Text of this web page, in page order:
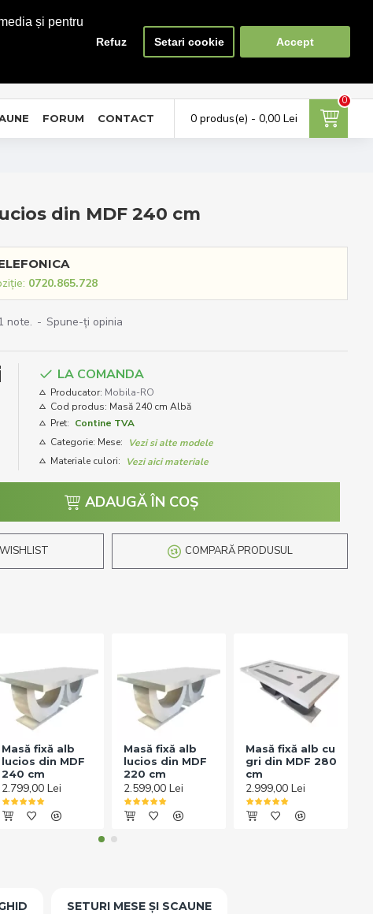
și pentru
Refuz Setari cookie Accept
Favorite Compara
0
FORUM CONTACT 0 produs(e) - 0,00 Lei
0
din MDF 240 cm
0720.865.728
note. - Spune-ţi opinia
LA COMANDA
Producator: Mobila-RO
Cod produs: Masă 240 cm Albă
Pret: Contine TVA
Categorie: Mese:
Vezi si alte modele
Materiale culori:
Vezi aici materiale
ADAUGĂ ÎN COŞ
COMPARĂ PRODUSUL
Masă fixă alb
lucios din MDF
240 cm
2.799,00 Lei
Masă fixă alb
lucios din MDF
220 cm
2.599,00 Lei
Masă fixă alb cu
gri din MDF 280
cm
2.999,00 Lei
SETURI MESE ȘI SCAUNE